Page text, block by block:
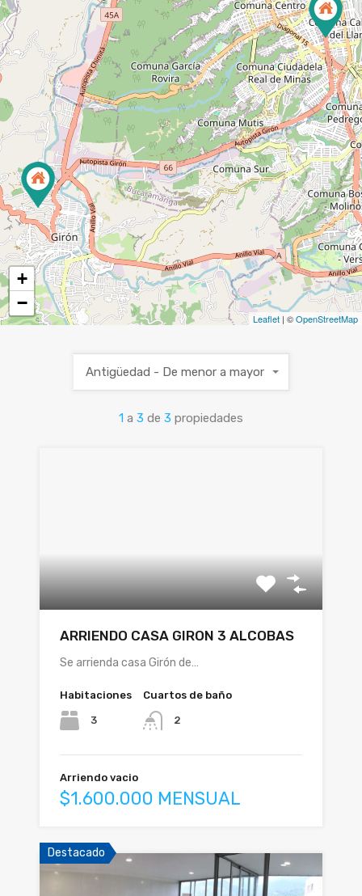
+
−
Leaflet | ©OpenStreetMap
1 a 3 de 3 propiedades
Antigüedad - De menor a mayor
ARRIENDO CASA GIRON 3 ALCOBAS
Se arrienda casa Girón de…
Habitaciones
3
Cuartos de baño
2
Arriendo vacio
$1.600.000 MENSUAL
Destacado